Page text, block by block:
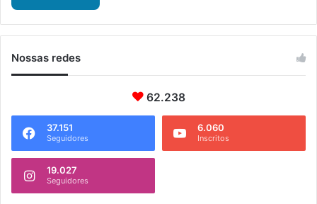
Nossas redes
62.238
37.151
Seguidores
6.060
Inscritos
19.027
Seguidores